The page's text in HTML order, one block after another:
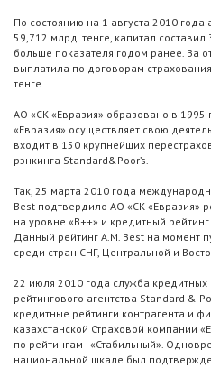
По состоянию на 1 августа 2010 года
59,712 млрд. тенге, капитал составил
больше показателя годом ранее. За
выплатила по договорам
тенге.
АО «СК «Евразия» образовано в
«Евразия» осуществляет свою
входит в 150 крупнейших
рэнкинга Standard&Poor’s.
Так, 25 марта 2010 года
Best подтвердило АО «СК «Евразия»
на уровне «B++» и кредитный
Данный рейтинг A.M. Best на момент
среди стран СНГ, Центральной и
22 июля 2010 года служба
рейтингового агентства Standard &
кредитные рейтинги контрагента и
казахстанской Страховой компании
по рейтингам - «Стабильный».
национальной шкале был